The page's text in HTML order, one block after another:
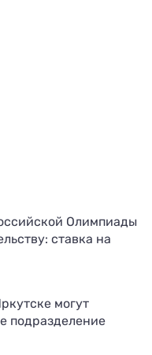
Олимпиады
ставка на
могут
подразделение